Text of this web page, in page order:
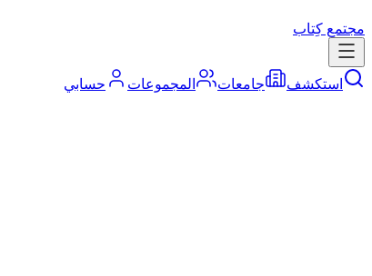
مجتمع كِتاب
استكشف جامعات المجموعات حسابي